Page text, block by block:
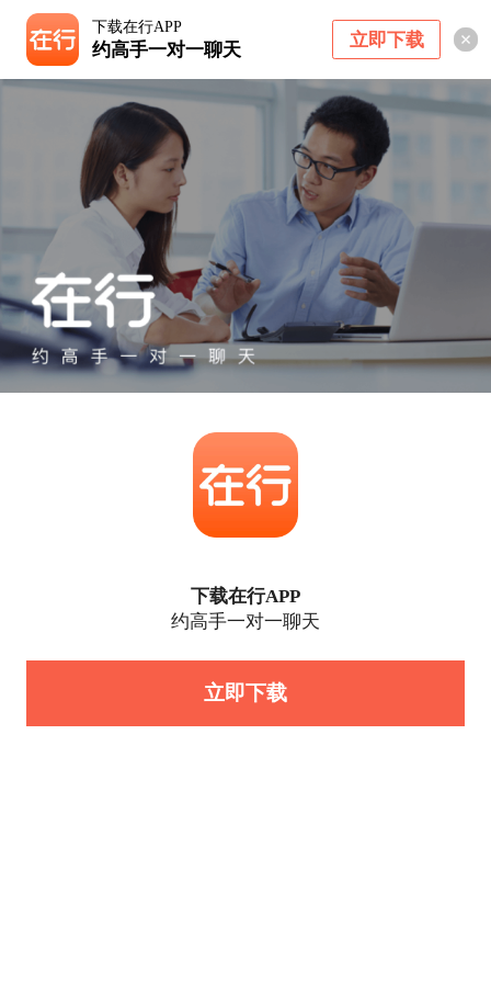
下载在行APP
约高手一对一聊天 立即下载
下载在行APP
约高手一对一聊天
立即下载